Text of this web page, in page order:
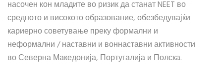
насочен кон младите во ризик да станат NEET во
средното и високото образование, обезбедувајќи
кариерно советување преку формални и
неформални / наставни и воннаставни активности
во Северна Македонија, Португалија и Полска.